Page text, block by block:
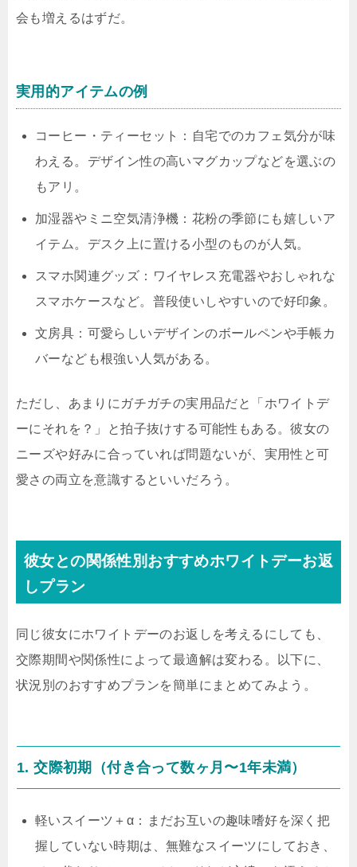
会も増えるはずだ。
実用的アイテムの例
コーヒー・ティーセット：自宅でのカフェ気分が味
わえる。デザイン性の高いマグカップなどを選ぶの
もアリ。
加湿器やミニ空気清浄機：花粉の季節にも嬉しいア
イテム。デスク上に置ける小型のものが人気。
スマホ関連グッズ：ワイヤレス充電器やおしゃれな
スマホケースなど。普段使いしやすいので好印象。
文房具：可愛らしいデザインのボールペンや手帳カ
バーなども根強い人気がある。
ただし、あまりにガチガチの実用品だと「ホワイトデ
ーにそれを？」と拍子抜けする可能性もある。彼女の
ニーズや好みに合っていれば問題ないが、実用性と可
愛さの両立を意識するといいだろう。
彼女との関係性別おすすめホワイトデーお返
しプラン
同じ彼女にホワイトデーのお返しを考えるにしても、
交際期間や関係性によって最適解は変わる。以下に、
状況別のおすすめプランを簡単にまとめてみよう。
1. 交際初期（付き合って数ヶ月〜1年未満）
軽いスイーツ＋α：まだお互いの趣味嗜好を深く把
握していない時期は、無難なスイーツにしておき、